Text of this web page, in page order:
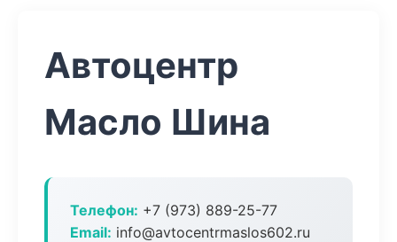
Автоцентр
Масло Шина
Телефон: +7 (973) 889-25-77
Email: info@avtocentrmaslos602.ru